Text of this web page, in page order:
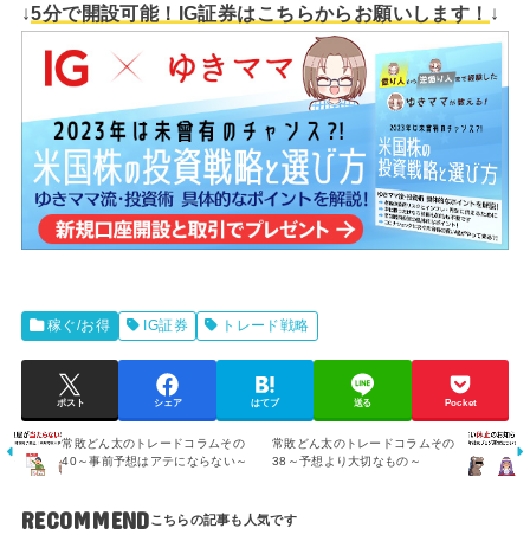
↓5分で開設可能！IG証券はこちらからお願いします！ ↓
稼ぐ/お得 IG証券 トレード戦略
ポスト シェア はてブ 送る Pocket
常敗どん太のトレードコラムその
40～事前予想はアテにならない～
常敗どん太のトレードコラムその
38～予想より大切なもの～
RECOMMEND